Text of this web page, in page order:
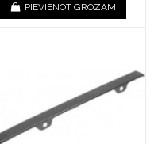
PIEVIENOT GROZAM